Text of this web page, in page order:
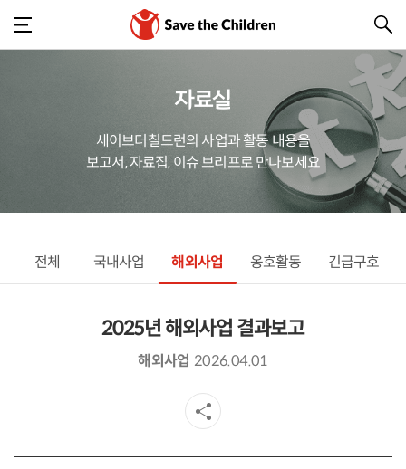
자료실
세이브더칠드런의 사업과 활동 내용을
보고서, 자료집, 이슈 브리프로 만나보세요
전체 국내사업 해외사업 옹호활동 긴급구호
2025년 해외사업 결과보고
해외사업 2026.04.01